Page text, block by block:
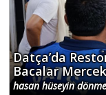
Datça’da
Bacalar
hasan hüseyin